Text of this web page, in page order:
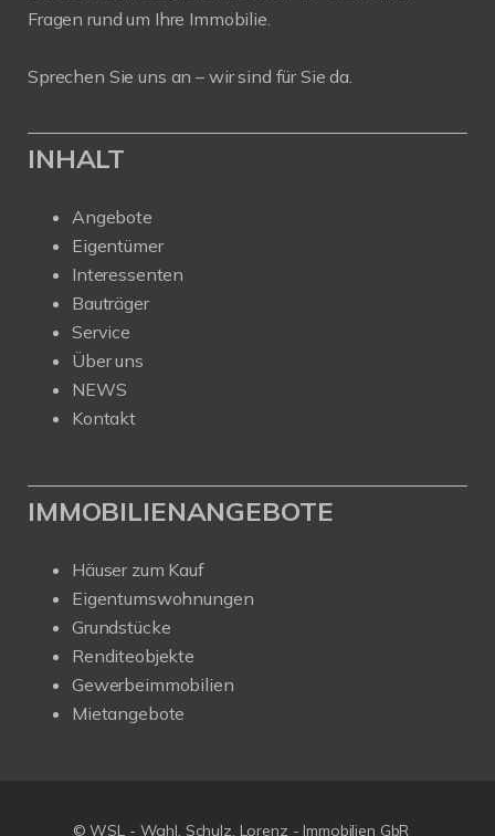
Fragen rund um Ihre Immobilie.
Sprechen Sie uns an – wir sind für Sie da.
INHALT
Angebote
Eigentümer
Interessenten
Bauträger
Service
Über uns
NEWS
Kontakt
IMMOBILIENANGEBOTE
Häuser zum Kauf
Eigentumswohnungen
Grundstücke
Renditeobjekte
Gewerbeimmobilien
Mietangebote
© WSL - Wahl, Schulz, Lorenz - Immobilien GbR